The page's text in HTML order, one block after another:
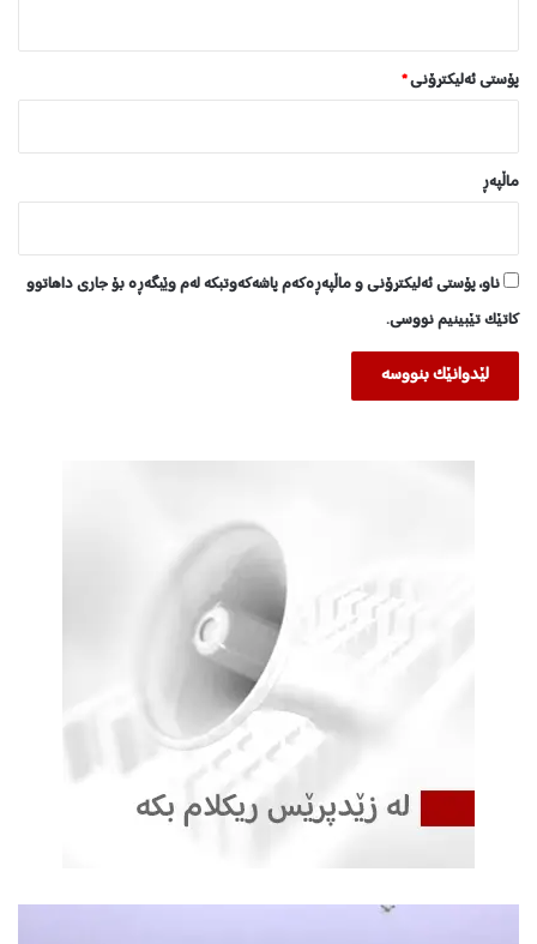
پۆستی ئەلیکترۆنی*
ماڵپه‌ڕ
ناو، پۆستی ئەلیکترۆنی و ماڵپەڕەکەم پاشەکەوتبکە لەم وێبگەڕە بۆ جاری داهاتوو
کاتێک تێبینیم نووسی.